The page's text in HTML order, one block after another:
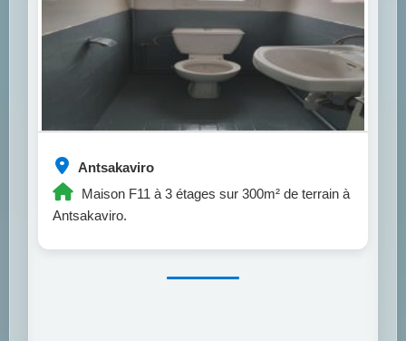
Antsakaviro
Maison F11 à 3 étages sur 300m² de terrain à
Antsakaviro.